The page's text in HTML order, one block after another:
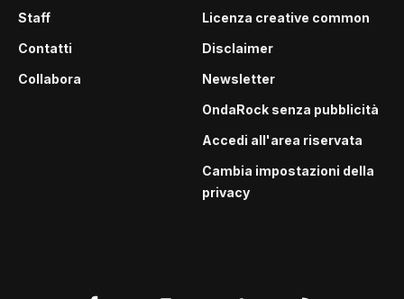
Staff
Contatti
Collabora
Licenza creative common
Disclaimer
Newsletter
OndaRock senza pubblicità
Accedi all'area riservata
Cambia impostazioni della
privacy